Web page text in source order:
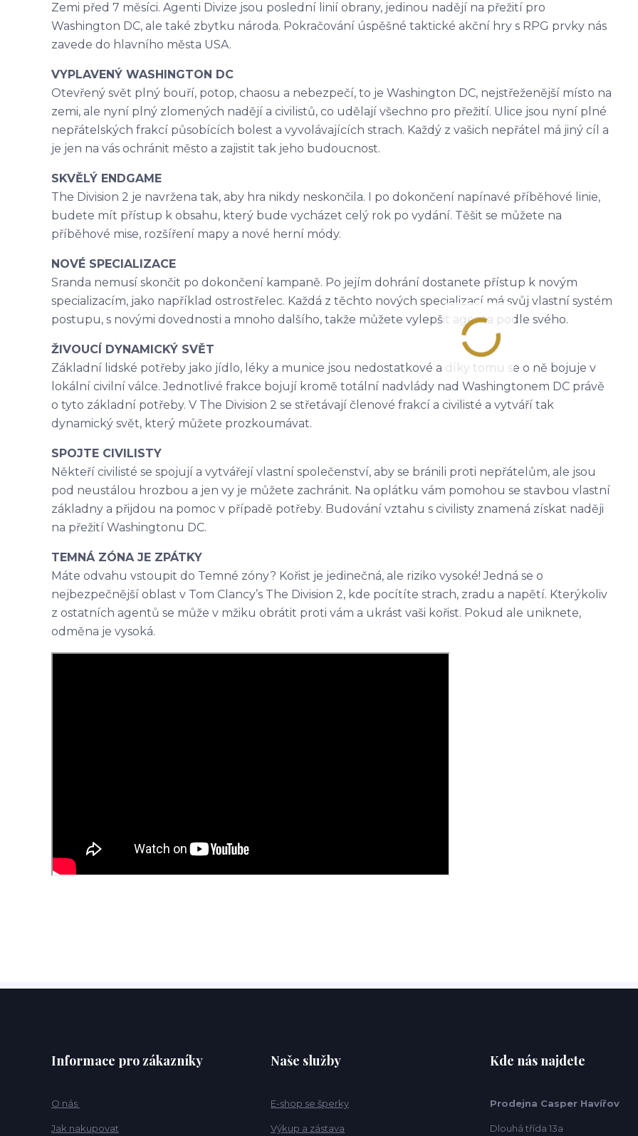
Zemi před 7 měsíci. Agenti Divize jsou poslední linií obrany, jedinou nadějí na přežití pro
Washington DC, ale také zbytku národa. Pokračování úspěšné taktické akční hry s RPG prvky nás
zavede do hlavního města USA.
VYPLAVENÝ WASHINGTON DC
Otevřený svět plný bouří, potop, chaosu a nebezpečí, to je Washington DC, nejstřeženější místo na
zemi, ale nyní plný zlomených nadějí a civilistů, co udělají všechno pro přežití. Ulice jsou nyní plné
nepřátelských frakcí působících bolest a vyvolávajících strach. Každý z vašich nepřátel má jiný cíl a
je jen na vás ochránit město a zajistit tak jeho budoucnost.
SKVĚLÝ ENDGAME
The Division 2 je navržena tak, aby hra nikdy neskončila. I po dokončení napínavé příběhové linie,
budete mít přístup k obsahu, který bude vycházet celý rok po vydání. Těšit se můžete na
příběhové mise, rozšíření mapy a nové herní módy.
NOVÉ SPECIALIZACE
Sranda nemusí skončit po dokončení kampaně. Po jejím dohrání dostanete přístup k novým
specializacím, jako například ostrostřelec. Každá z těchto nových specializací má svůj vlastní systém
postupu, s novými dovednosti a mnoho dalšího, takže můžete vylepšit agenta podle svého.
ŽIVOUCÍ DYNAMICKÝ SVĚT
Základní lidské potřeby jako jídlo, léky a munice jsou nedostatkové a díky tomu se o ně bojuje v
lokální civilní válce. Jednotlivé frakce bojují kromě totální nadvlády nad Washingtonem DC právě
o tyto základní potřeby. V The Division 2 se střetávají členové frakcí a civilisté a vytváří tak
dynamický svět, který můžete prozkoumávat.
SPOJTE CIVILISTY
Někteří civilisté se spojují a vytvářejí vlastní společenství, aby se bránili proti nepřátelům, ale jsou
pod neustálou hrozbou a jen vy je můžete zachránit. Na oplátku vám pomohou se stavbou vlastní
základny a přijdou na pomoc v případě potřeby. Budování vztahu s civilisty znamená získat naději
na přežití Washingtonu DC.
TEMNÁ ZÓNA JE ZPÁTKY
Máte odvahu vstoupit do Temné zóny? Kořist je jedinečná, ale riziko vysoké! Jedná se o
nejbezpečnější oblast v Tom Clancy’s The Division 2, kde pocítíte strach, zradu a napětí. Kterýkoliv
z ostatních agentů se může v mžiku obrátit proti vám a ukrást vaši kořist. Pokud ale uniknete,
odměna je vysoká.
Informace pro zákazníky
O nás
Jak nakupovat
Naše služby
E-shop se šperky
Výkup a zástava
Kde nás najdete
Prodejna Casper Havířov
Dlouhá třída 13a